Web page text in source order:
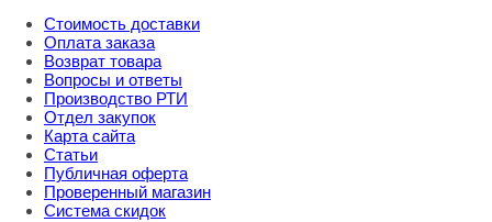
Стоимость доставки
Оплата заказа
Возврат товара
Вопросы и ответы
Производство РТИ
Отдел закупок
Карта сайта
Статьи
Публичная оферта
Проверенный магазин
Система скидок